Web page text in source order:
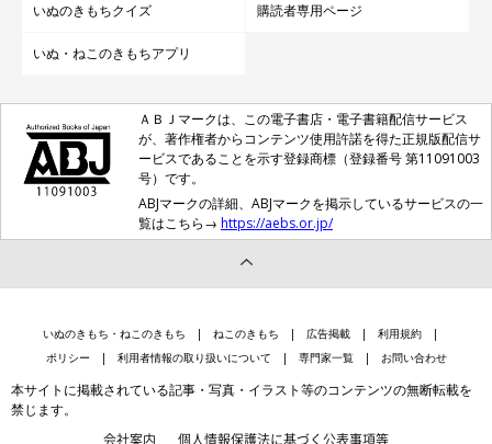
いぬのきもちクイズ 購読者専用ページ
いぬ・ねこのきもちアプリ
ＡＢＪマークは、この電子書店・電子書籍配信サービス
が、著作権者からコンテンツ使用許諾を得た正規版配信サ
ービスであることを示す登録商標（登録番号 第11091003
号）です。
ABJマークの詳細、ABJマークを掲示しているサービスの一
覧はこちら→ https://aebs.or.jp/
いぬのきもち・ねこのきもち ねこのきもち 広告掲載
利用規約
ポリシー
利用者情報の取り扱いについて 専門家一覧 お問い合わせ
本サイトに掲載されている記事・写真・イラスト等のコンテンツの無断転載を
禁じます。
会社案内 個人情報保護法に基づく公表事項等